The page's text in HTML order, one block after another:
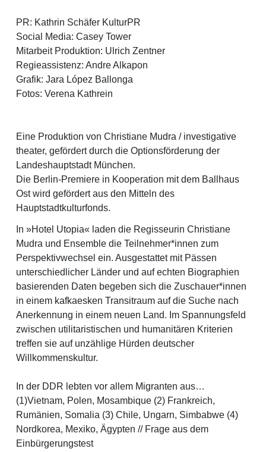
PR: Kathrin Schäfer KulturPR
Social Media: Casey Tower
Mitarbeit Produktion: Ulrich Zentner
Regieassistenz: Andre Alkapon
Grafik: Jara López Ballonga
Fotos: Verena Kathrein
Eine Produktion von Christiane Mudra / investigative
theater, gefördert durch die Optionsförderung der
Landeshauptstadt München.
Die Berlin-Premiere in Kooperation mit dem Ballhaus
Ost wird gefördert aus den Mitteln des
Hauptstadtkulturfonds.
In »Hotel Utopia« laden die Regisseurin Christiane
Mudra und Ensemble die Teilnehmer*innen zum
Perspektivwechsel ein. Ausgestattet mit Pässen
unterschiedlicher Länder und auf echten Biographien
basierenden Daten begeben sich die Zuschauer*innen
in einem kafkaesken Transitraum auf die Suche nach
Anerkennung in einem neuen Land. Im Spannungsfeld
zwischen utilitaristischen und humanitären Kriterien
treffen sie auf unzählige Hürden deutscher
Willkommenskultur.
In der DDR lebten vor allem Migranten aus…
(1)Vietnam, Polen, Mosambique (2) Frankreich,
Rumänien, Somalia (3) Chile, Ungarn, Simbabwe (4)
Nordkorea, Mexiko, Ägypten // Frage aus dem
Einbürgerungstest